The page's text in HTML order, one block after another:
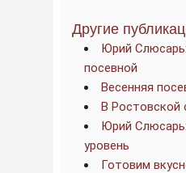
Другие
Юрий
посевной
Весенняя
В Ростовской
Юрий
уровень
Готовим